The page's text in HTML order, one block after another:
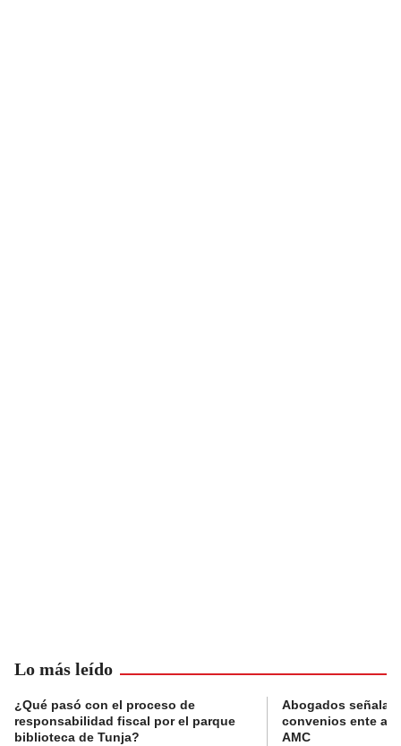
Lo más leído
¿Qué pasó con el proceso de
responsabilidad fiscal por el parque
biblioteca de Tunja?
Abogados
convenios ente
AMC